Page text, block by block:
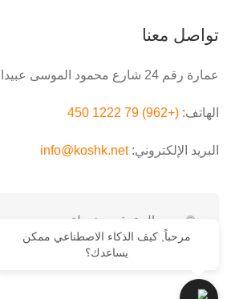
تواصل معنا
عمارة رقم 24 شارع محمود الموسى عبيدات, عمان, الأردن
الهاتف: (+962) 79 1222 450
البريد الإلكتروني:info@koshk.net
© جميع الحقوق محفوظة.
مرحباً, كيف الذكاء الاصطناعي ممكن
يساعدك؟